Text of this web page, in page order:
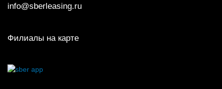
info@sberleasing.ru
Филиалы на карте